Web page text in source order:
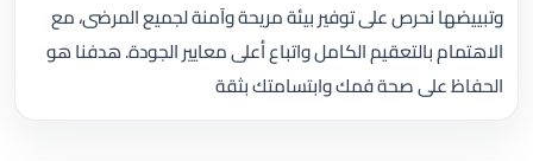
وتبييضها نحرص على توفير بيئة مريحة وآمنة لجميع المرضى، مع
الاهتمام بالتعقيم الكامل واتباع أعلى معايير الجودة. هدفنا هو
الحفاظ على صحة فمك وابتسامتك بثقة